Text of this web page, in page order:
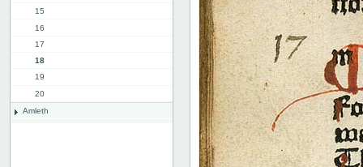
15
16
17
18
19
20
Amleth